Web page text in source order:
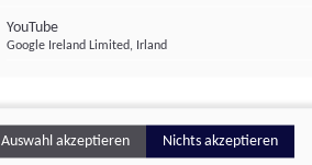
YouTube
Google Ireland Limited, Irland
Auswahl akzeptieren Nichts akzeptieren